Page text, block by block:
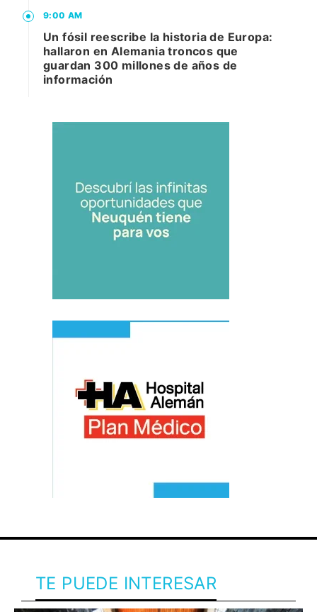
9:00 AM
Un fósil reescribe la historia de Europa:
hallaron en Alemania troncos que
guardan 300 millones de años de
información
TE PUEDE INTERESAR